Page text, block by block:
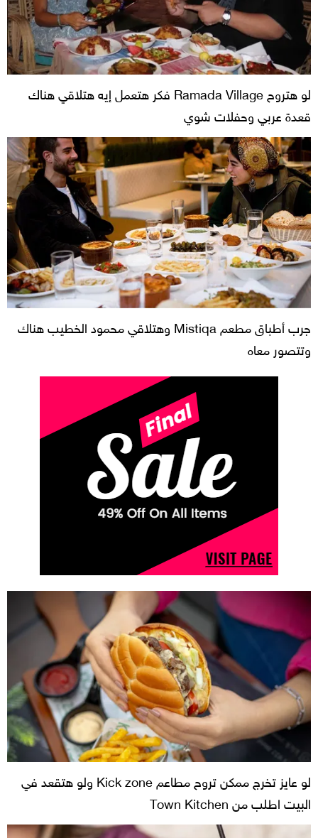
لو هتروح Ramada Village فكر هتعمل إيه هتلاقي هناك
قعدة عربي وحفلات شوي
جرب أطباق مطعم Mistiqa وهتلاقي محمود الخطيب هناك
وتتصور معاه
لو عايز تخرج ممكن تروح مطاعم Kick zone ولو هتقعد في
البيت اطلب من Town Kitchen